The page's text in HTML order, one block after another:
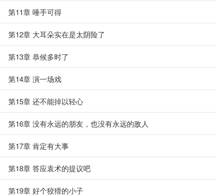
第11章 唾手可得
第12章 大耳朵实在是太阴险了
第13章 恭候多时了
第14章 演一场戏
第15章 还不能掉以轻心
第16章 没有永远的朋友，也没有永远的敌人
第17章 肯定有大事
第18章 答应袁术的提议吧
第19章 好个狡猾的小子